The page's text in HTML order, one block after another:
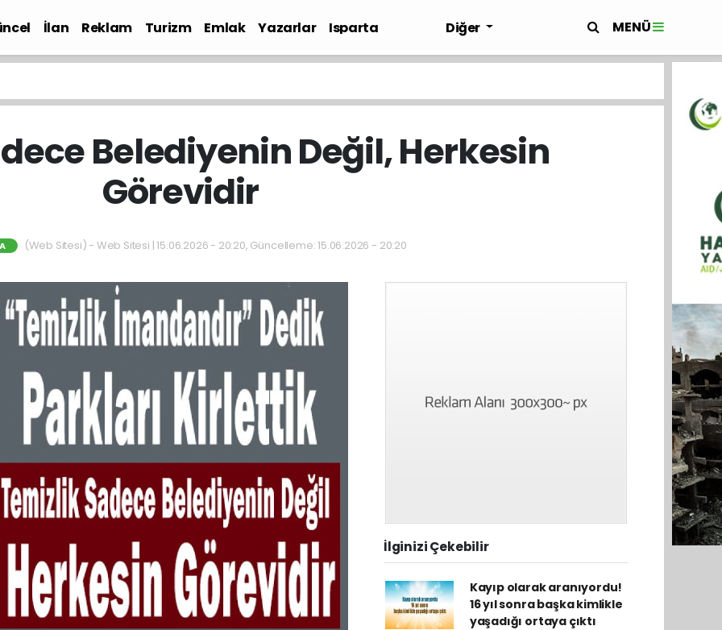
İlan Reklam Turizm Emlak Yazarlar
Isparta
Diğer MENÜ
Belediyenin Değil, Herkesin
Görevidir
(Web Sitesi) - Web Sitesi | 15.06.2026 - 20:20, Güncelleme: 15.06.2026 - 20:20
İlginizi Çekebilir
Kayıp olarak aranıyordu!
16 yıl sonra başka kimlikle
yaşadığı ortaya çıktı